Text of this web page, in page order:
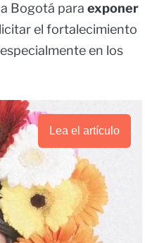
Bogotá para exponer
el fortalecimiento
en los
Lea el artículo